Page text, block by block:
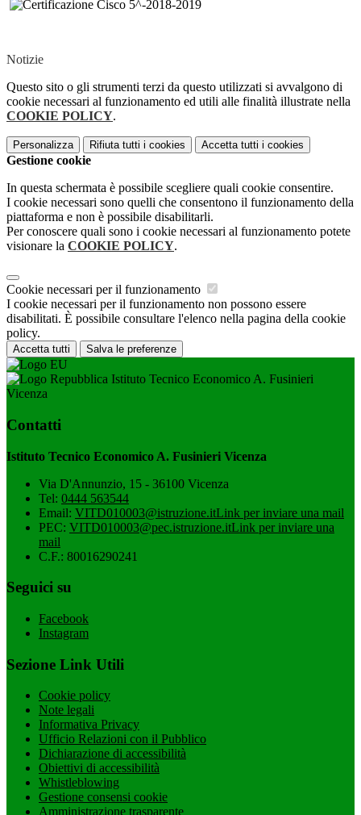
Notizie
Questo sito o gli strumenti terzi da questo utilizzati si avvalgono di
cookie necessari al funzionamento ed utili alle finalità illustrate nella
COOKIE POLICY.
Personalizza Rifiuta tutti i cookies Accetta tutti i cookies
Gestione cookie
In questa schermata è possibile scegliere quali cookie consentire.
I cookie necessari sono quelli che consentono il funzionamento della
piattaforma e non è possibile disabilitarli.
Per conoscere quali sono i cookie necessari al funzionamento potete
visionare la COOKIE POLICY.
Cookie necessari per il funzionamento
I cookie necessari per il funzionamento non possono essere
disabilitati. È possibile consultare l'elenco nella pagina della cookie
policy.
Accetta tutti Salva le preferenze
Istituto Tecnico Economico A. Fusinieri
Vicenza
Contatti
Istituto Tecnico Economico A. Fusinieri Vicenza
Via D'Annunzio, 15 - 36100 Vicenza
Tel: 0444 563544
Email: VITD010003@istruzione.itLink per inviare una mail
PEC: VITD010003@pec.istruzione.itLink per inviare una
mail
C.F.: 80016290241
Seguici su
Facebook
Instagram
Sezione Link Utili
Cookie policy
Note legali
Informativa Privacy
Ufficio Relazioni con il Pubblico
Dichiarazione di accessibilità
Obiettivi di accessibilità
Whistleblowing
Gestione consensi cookie
Amministrazione trasparente